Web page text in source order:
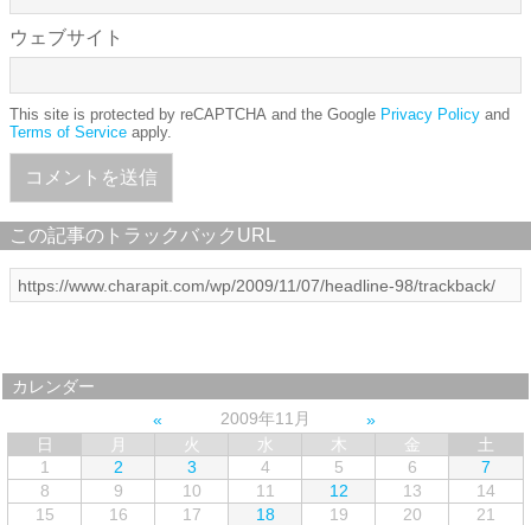
ウェブサイト
This site is protected by reCAPTCHA and the Google Privacy Policy and
Terms of Service apply.
この記事のトラックバックURL
カレンダー
2009年11月
日
月 火 水 木 金
土
1
2 3 4 5 6
7
8
9 10 11 12 13
14
15
16 17 18 19 20
21